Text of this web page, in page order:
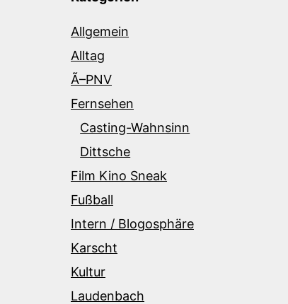
Allgemein
Alltag
Ã–PNV
Fernsehen
Casting-Wahnsinn
Dittsche
Film Kino Sneak
Fußball
Intern / Blogosphäre
Karscht
Kultur
Laudenbach